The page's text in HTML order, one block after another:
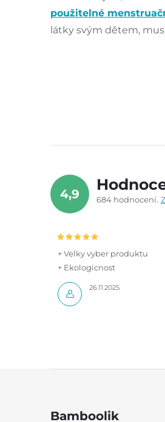
použitelné
látky svým dětem,
4,9 684 hodnocení
26.11.2025
+ Velky vyber produktu
+ Ekologicnost
Bamboolik